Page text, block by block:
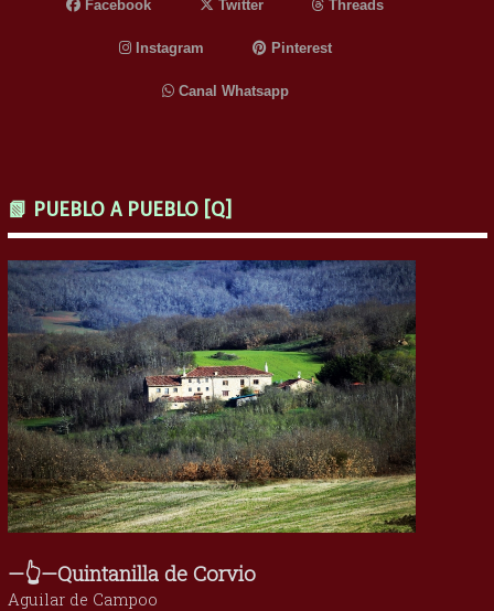
Facebook Twitter Threads
Instagram Pinterest
Canal Whatsapp
📗 PUEBLO A PUEBLO [Q]
—👆—Quintanilla de Corvio
Aguilar de Campoo